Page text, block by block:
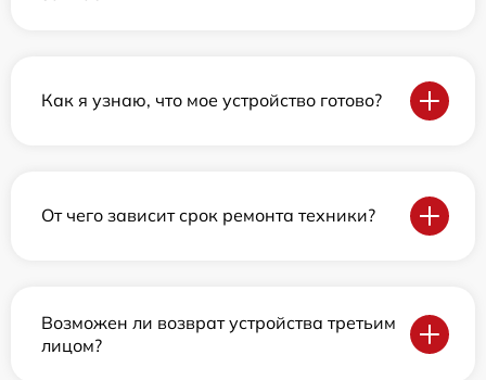
Как я узнаю, что мое устройство готово?
От чего зависит срок ремонта техники?
Возможен ли возврат устройства третьим
лицом?